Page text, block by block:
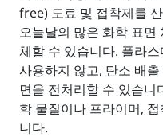
free) 도료 및 접착제를
오늘날의 많은 화학 표면
체할 수 있습니다. 플라
사용하지 않고, 탄소 배
면을 전처리할 수 있습
학 물질이나 프라이머,
니다.